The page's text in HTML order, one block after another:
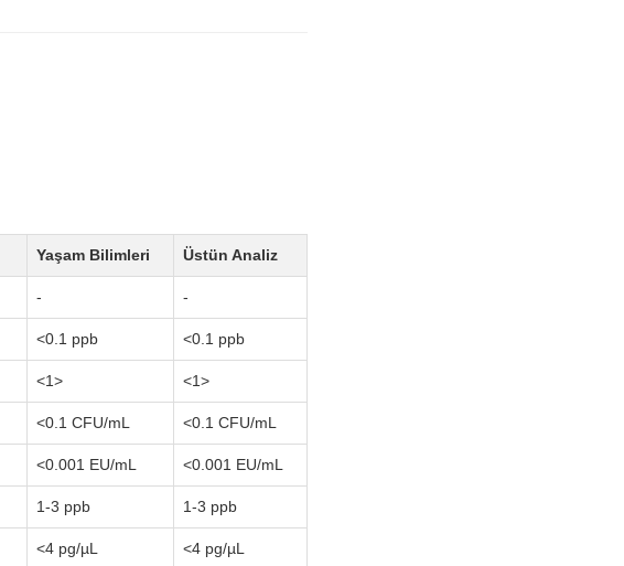
Yaşam Bilimleri Üstün Analiz
- -
<0.1 ppb <0.1 ppb
<1> <1>
<0.1 CFU/mL <0.1 CFU/mL
<0.001 EU/mL <0.001 EU/mL
1-3 ppb 1-3 ppb
<4 pg/µL <4 pg/µL